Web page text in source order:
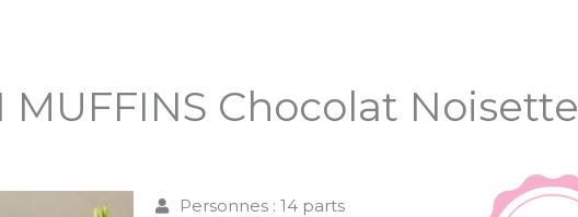
MUFFINS Chocolat Noisette
Personnes : 14 parts